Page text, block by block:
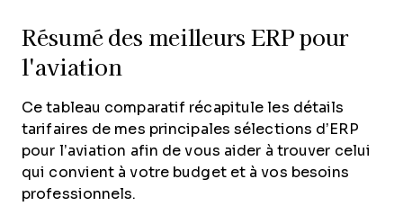
Résumé des meilleurs ERP pour
l'aviation
Ce tableau comparatif récapitule les détails
tarifaires de mes principales sélections d’ERP
pour l’aviation afin de vous aider à trouver celui
qui convient à votre budget et à vos besoins
professionnels.